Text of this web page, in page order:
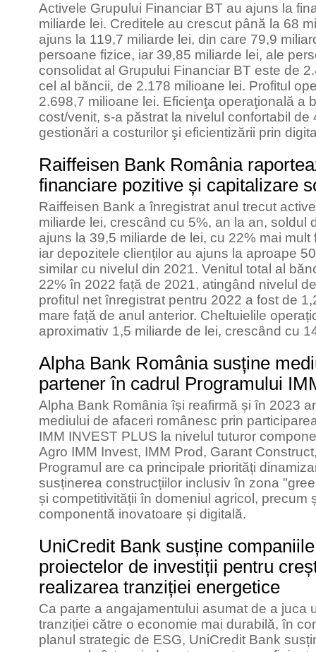
Activele Grupului Financiar BT au ajuns la
miliarde lei. Creditele au crescut până la 68
ajuns la 119,7 miliarde lei, din care 79,9
persoane fizice, iar 39,85 miliarde lei, ale
consolidat al Grupului Financiar BT este de
cel al băncii, de 2.178 milioane lei. Profitul
2.698,7 milioane lei. Eficienţa operaţională a
cost/venit, s-a păstrat la nivelul confortabil de
gestionări a costurilor şi eficientizării prin
Raiffeisen Bank România
financiare pozitive și capitalizare
Raiffeisen Bank a înregistrat anul trecut
miliarde lei, crescând cu 5%, an la an, soldul
ajuns la 39,5 miliarde de lei, cu 22% mai
iar depozitele clienților au ajuns la aproape
similar cu nivelul din 2021. Venitul total al
22% în 2022 față de 2021, atingând nivelul
profitul net înregistrat pentru 2022 a fost de
mare față de anul anterior. Cheltuielile
aproximativ 1,5 miliarde de lei, crescând cu
Alpha Bank România susține
partener în cadrul Programului
Alpha Bank România își reafirmă și în 2023
mediului de afaceri românesc prin
IMM INVEST PLUS la nivelul tuturor
Agro IMM Invest, IMM Prod, Garant
Programul are ca principale priorități
susținerea construcțiilor inclusiv în zona
și competitivității în domeniul agricol, precum
componentă inovatoare și digitală.
UniCredit Bank susține
proiectelor de investiții pentru
realizarea tranziției energetice
Ca parte a angajamentului asumat de a juca
tranziției către o economie mai durabilă, în
planul strategic de ESG, UniCredit Bank